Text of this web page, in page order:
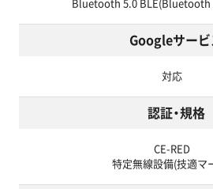
Bluetooth 5.0 BLE(Bluetooth
Googleサービ
対応
認証・規格
CE-RED
特定無線設備(技適マ